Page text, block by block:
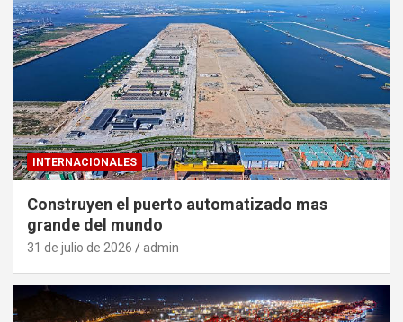
INTERNACIONALES
Construyen el puerto automatizado mas
grande del mundo
31 de julio de 2026 admin